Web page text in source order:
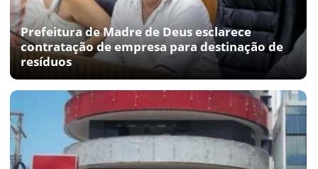
Prefeitura de Madre de Deus esclarece
contratação de empresa para destinação de
resíduos